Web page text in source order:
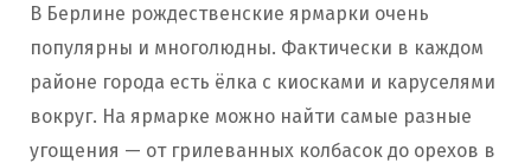
В Берлине рождественские ярмарки очень
популярны и многолюдны. Фактически в каждом
районе города есть ёлка с киосками и каруселями
вокруг. На ярмарке можно найти самые разные
угощения — от грилеванных колбасок до орехов в